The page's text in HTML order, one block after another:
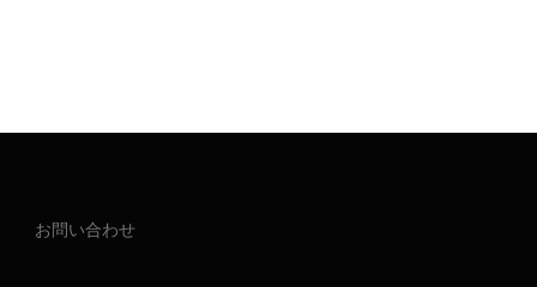
お問い合わせ